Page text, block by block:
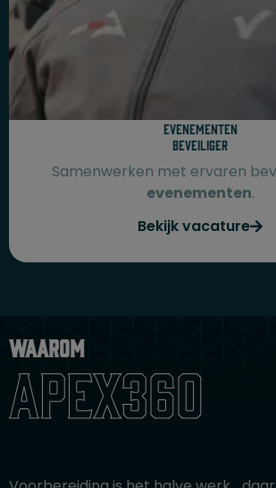
Evenementen
beveiliger
Samenwerken met ervaren
evenementen.
Bekijk vacature
Waarom
apex360